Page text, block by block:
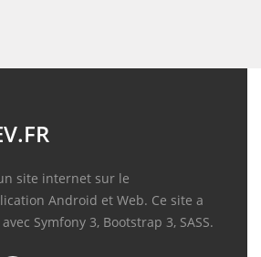
site internet sur le
Android et Web. Ce site a
Symfony 3, Bootstrap 3, SASS.